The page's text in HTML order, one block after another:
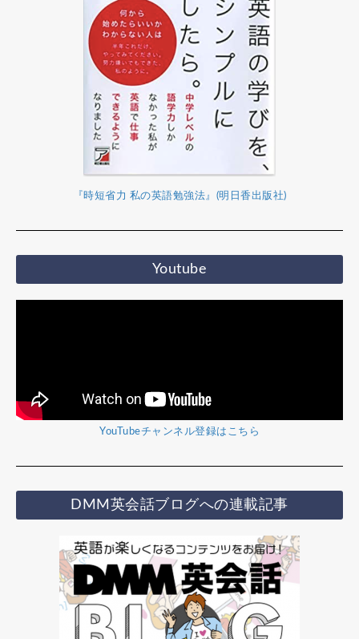
『時短省力 私の英語勉強法』(明日香出版社)
Youtube
YouTubeチャンネル登録はこちら
DMM英会話ブログへの連載記事